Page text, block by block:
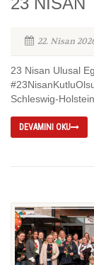
22. Nisan
23 Nisan Ulusal
Schleswig-
DEVAMINI OKU